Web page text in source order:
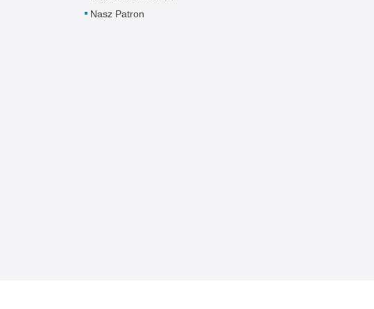
Nasz Patron